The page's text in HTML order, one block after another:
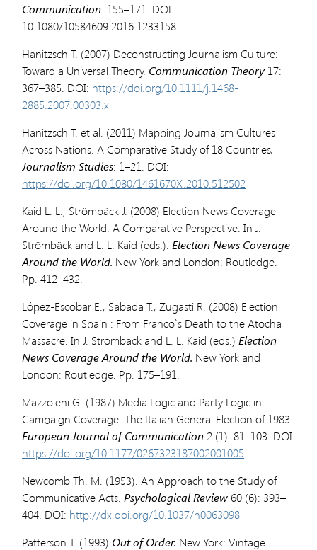
Communication: 155–171. DOI:
10.1080/10584609.2016.1233158.
Hanitzsch T. (2007) Deconstructing Journalism Culture:
Toward a Universal Theory. Communication Theory17:
367–385. DOI: https://doi.org/10.1111/j.1468-
2885.2007.00303.x
Hanitzsch T. et al. (2011) Mapping Journalism Cultures
Across Nations. A Comparative Study of 18 Countries.
Journalism Studies: 1–21. DOI:
https://doi.org/10.1080/1461670X.2010.512502
Kaid L. L., Strömbäck J. (2008) Election News Coverage
Around the World: A Comparative Perspective. In J.
Strömbäck and L. L. Kaid (eds.). Election News Coverage
Around the World. New York and London: Routledge.
Pp. 412–432.
López-Escobar E., Sabada T., Zugasti R. (2008) Election
Coverage in Spain : From Franco`s Death to the Atocha
Massacre. In J. Strömbäck and L. L. Kaid (eds.) Election
News Coverage Around the World. New York and
London: Routledge. Pp. 175–191.
Mazzoleni G. (1987) Media Logic and Party Logic in
Campaign Coverage: The Italian General Election of 1983.
European Journal of Communication 2 (1): 81–103. DOI:
https://doi.org/10.1177/0267323187002001005
Newcomb Th. M. (1953). An Approach to the Study of
Communicative Acts. Psychological Review 60 (6): 393–
404. DOI: http://dx.doi.org/10.1037/h0063098
Patterson T. (1993) Out of Order. New York: Vintage.